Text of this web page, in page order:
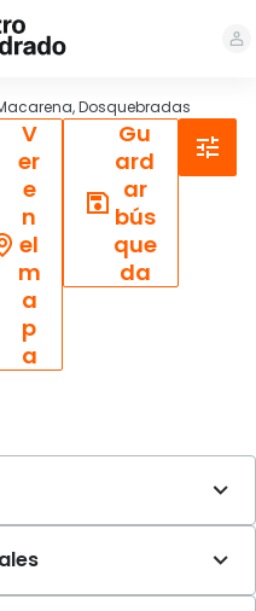
Dosquebradas
V
er
e
n
el
m
a
p
a
Gu
ard
ar
bús
que
da